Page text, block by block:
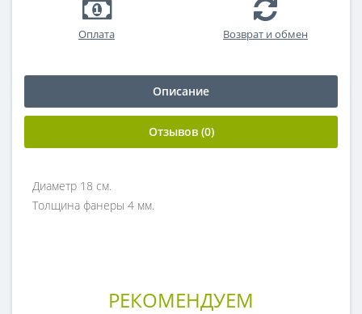
Оплата Возврат и обмен
Описание
Отзывов (0)
Диаметр 18 см.
Толщина фанеры 4 мм.
РЕКОМЕНДУЕМ